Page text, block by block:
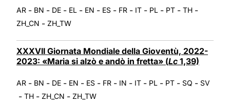
AR - BN - DE - EL - EN - ES - FR - IT - PL - PT - TH -
ZH_CN - ZH_TW
XXXVII Giornata Mondiale della Gioventù, 2022-
2023: «Maria si alzò e andò in fretta» (Lc 1,39)
AR - BN - DE - EN - ES - FR - IN - IT - PL - PT - SQ - SV
- TH - ZH_CN - ZH_TW